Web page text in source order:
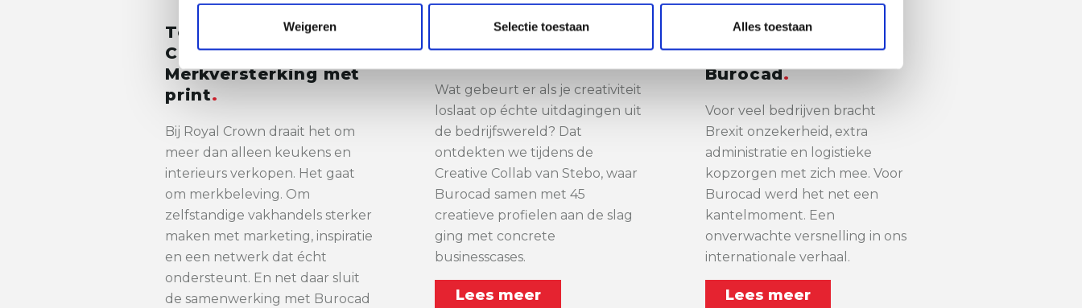
Weigeren Selectie toestaan Alles toestaan
Testimonial met Royal
Crown:
Merkversterking met
print
Bij Royal Crown draait het om
meer dan alleen keukens en
interieurs verkopen. Het gaat
om merkbeleving. Om
zelfstandige vakhandels sterker
maken met marketing, inspiratie
en een netwerk dat écht
ondersteunt. En net daar sluit
de samenwerking met Burocad
creativiteit als motor
voor innovatie
Wat gebeurt er als je creativiteit
loslaat op échte uitdagingen uit
de bedrijfswereld? Dat
ontdekten we tijdens de
Creative Collab van Stebo, waar
Burocad samen met 45
creatieve profielen aan de slag
ging met concrete
businesscases.
Lees meer
Brexit als
groeiversneller voor
Burocad
Voor veel bedrijven bracht
Brexit onzekerheid, extra
administratie en logistieke
kopzorgen met zich mee. Voor
Burocad werd het net een
kantelmoment. Een
onverwachte versnelling in ons
internationale verhaal.
Lees meer